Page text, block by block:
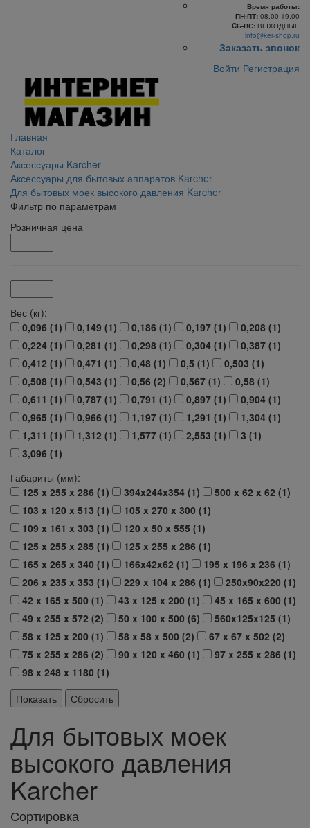
Время работы:
ПН-ПТ:08:00-19:00
CБ-ВС:ВЫХОДНЫЕ
info@ker-shop.ru
Заказать звонок
Войти Регистрация
Главная
Каталог
Аксессуары Karcher
Аксессуары для бытовых аппаратов Karcher
Для бытовых моек высокого давления Karcher
Фильтр по параметрам
Розничная цена
Вес (кг):
0,096 (1) 0,149 (1) 0,186 (1) 0,197 (1) 0,208 (1)
0,224 (1) 0,281 (1) 0,298 (1) 0,304 (1) 0,387 (1)
0,412 (1) 0,471 (1) 0,48 (1) 0,5 (1) 0,503 (1)
0,508 (1) 0,543 (1) 0,56 (2) 0,567 (1) 0,58 (1)
0,611 (1) 0,787 (1) 0,791 (1) 0,897 (1) 0,904 (1)
0,965 (1) 0,966 (1) 1,197 (1) 1,291 (1) 1,304 (1)
1,311 (1) 1,312 (1) 1,577 (1) 2,553 (1) 3 (1)
3,096 (1)
Габариты (мм):
125 x 255 x 286 (1) 394x244x354 (1) 500 x 62 x 62 (1)
103 x 120 x 513 (1) 105 x 270 x 300 (1)
109 x 161 x 303 (1) 120 x 50 x 555 (1)
125 x 255 x 285 (1) 125 x 255 x 286 (1)
165 x 265 x 340 (1) 166x42x62 (1) 195 x 196 x 236 (1)
206 x 235 x 353 (1) 229 x 104 x 286 (1) 250x90x220 (1)
42 x 165 x 500 (1) 43 x 125 x 200 (1) 45 x 165 x 600 (1)
49 x 255 x 572 (2) 50 x 100 x 500 (6) 560x125x125 (1)
58 x 125 x 200 (1) 58 x 58 x 500 (2) 67 x 67 x 502 (2)
75 x 255 x 286 (2) 90 x 120 x 460 (1) 97 x 255 x 286 (1)
98 x 248 x 1180 (1)
Для бытовых моек
высокого давления
Karcher
Сортировка